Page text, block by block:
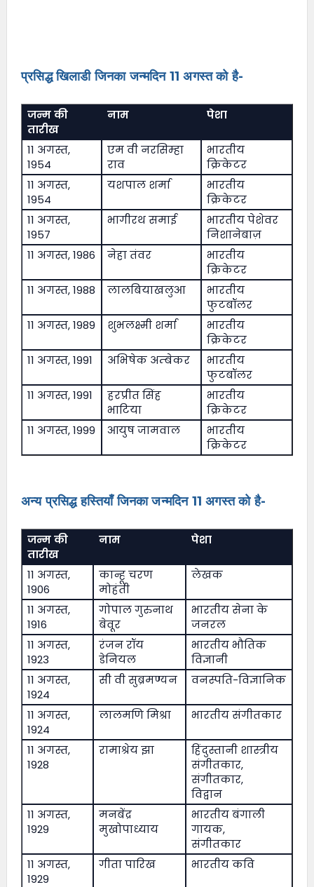
प्रसिद्ध खिलाडी जिनका जन्मदिन 11 अगस्त को है-
जन्म की
तारीख
नाम पेशा
11 अगस्त,
1954
एम वी नरसिम्हा
राव
भारतीय
क्रिकेटर
11 अगस्त,
1954
यशपाल शर्मा
भारतीय
क्रिकेटर
11 अगस्त,
1957
भागीरथ समाई
भारतीय पेशेवर
निशानेबाज़
11 अगस्त, 1986
नेहा तंवर
भारतीय
क्रिकेटर
11 अगस्त, 1988
लालबियाखलुआ
भारतीय
फुटबॉलर
11 अगस्त, 1989
शुभलक्ष्मी शर्मा
भारतीय
क्रिकेटर
11 अगस्त, 1991
अभिषेक अम्बेकर
भारतीय
फुटबॉलर
11 अगस्त, 1991
हरप्रीत सिंह
भाटिया
भारतीय
क्रिकेटर
11 अगस्त, 1999
आयुष जामवाल
भारतीय
क्रिकेटर
अन्य प्रसिद्ध हस्तियाँ जिनका जन्मदिन 11 अगस्त को है-
जन्म की
तारीख
नाम पेशा
11 अगस्त,
1906
कान्हू चरण
मोहंती
लेखक
11 अगस्त,
1916
गोपाल गुरुनाथ
बेवूर
भारतीय सेना के
जनरल
11 अगस्त,
1923
रंजन रॉय
डेनियल
भारतीय भौतिक
विज्ञानी
11 अगस्त,
1924
सी वी सुब्रमण्यन वनस्पति-विज्ञानिक
11 अगस्त,
1924
लालमणि मिश्रा भारतीय संगीतकार
11 अगस्त,
1928
रामाश्रेय झा
हिंदुस्तानी शास्त्रीय
संगीतकार,
संगीतकार,
विद्वान
11 अगस्त,
1929
मनबेंद्र
मुखोपाध्याय
भारतीय बंगाली
गायक,
संगीतकार
11 अगस्त,
1929
गीता पारिख भारतीय कवि